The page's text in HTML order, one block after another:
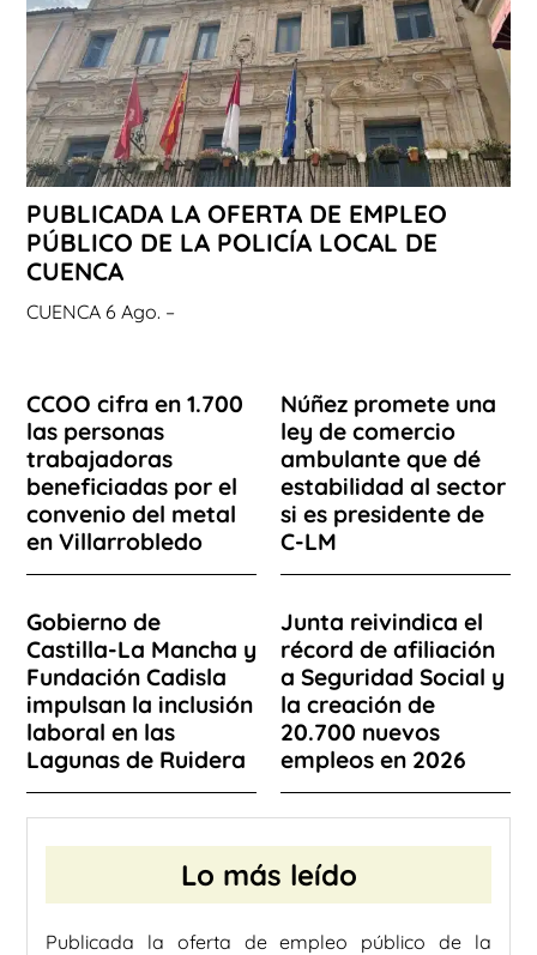
PUBLICADA LA OFERTA DE EMPLEO
PÚBLICO DE LA POLICÍA LOCAL DE
CUENCA
CUENCA 6 Ago. –
CCOO cifra en 1.700
las personas
trabajadoras
beneficiadas por el
convenio del metal
en Villarrobledo
Núñez promete una
ley de comercio
ambulante que dé
estabilidad al sector
si es presidente de
C-LM
Gobierno de
Castilla-La Mancha y
Fundación Cadisla
impulsan la inclusión
laboral en las
Lagunas de Ruidera
Junta reivindica el
récord de afiliación
a Seguridad Social y
la creación de
20.700 nuevos
empleos en 2026
Lo más leído
Publicada la oferta de empleo público de la